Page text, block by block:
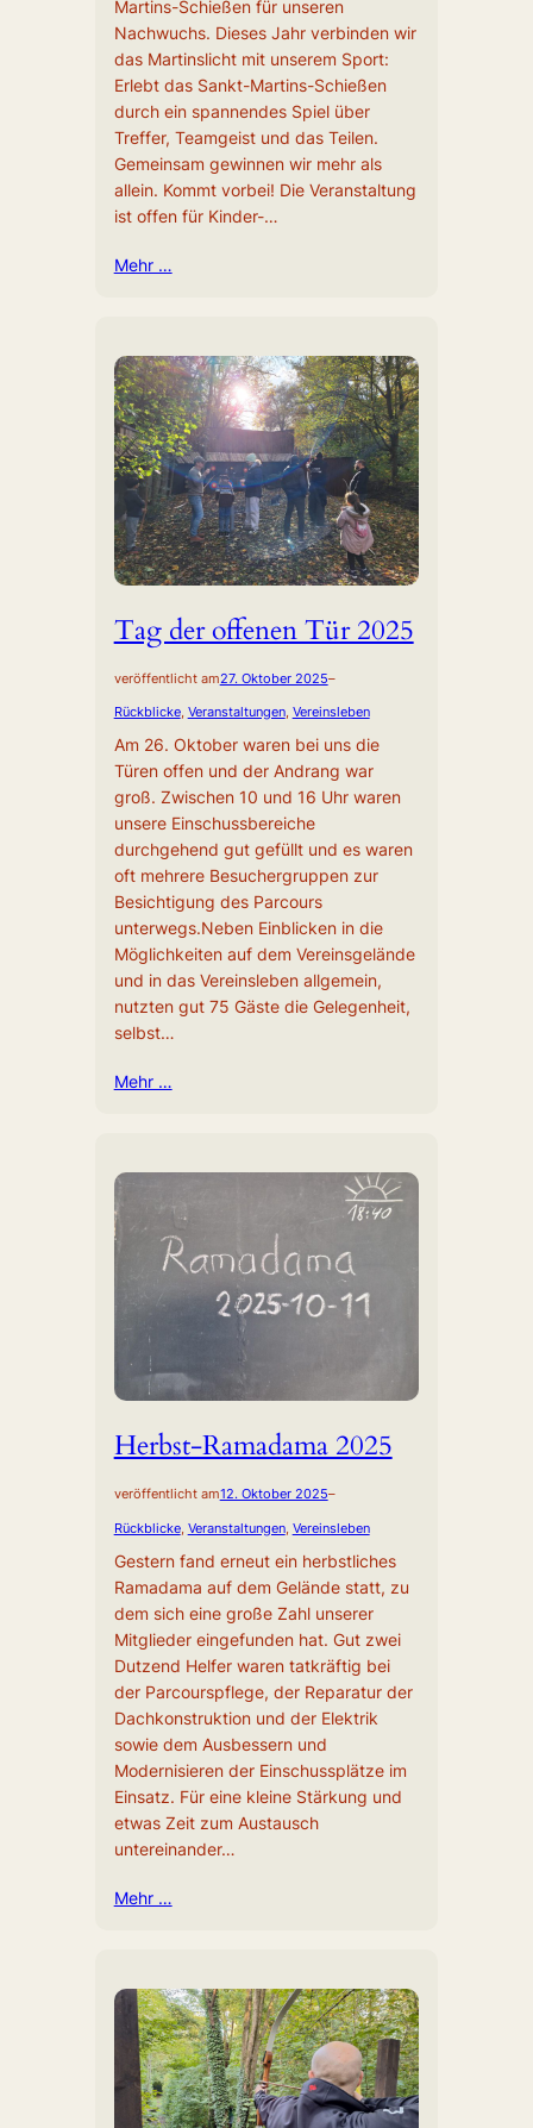
Martins-Schießen für unseren
Nachwuchs. Dieses Jahr verbinden wir
das Martinslicht mit unserem Sport:
Erlebt das Sankt-Martins-Schießen
durch ein spannendes Spiel über
Treffer, Teamgeist und das Teilen.
Gemeinsam gewinnen wir mehr als
allein. Kommt vorbei! Die Veranstaltung
ist offen für Kinder-…
Mehr …
Tag der offenen Tür 2025
veröffentlicht am27. Oktober 2025–
Rückblicke, Veranstaltungen, Vereinsleben
Am 26. Oktober waren bei uns die
Türen offen und der Andrang war
groß. Zwischen 10 und 16 Uhr waren
unsere Einschussbereiche
durchgehend gut gefüllt und es waren
oft mehrere Besuchergruppen zur
Besichtigung des Parcours
unterwegs.Neben Einblicken in die
Möglichkeiten auf dem Vereinsgelände
und in das Vereinsleben allgemein,
nutzten gut 75 Gäste die Gelegenheit,
selbst…
Mehr …
Herbst-Ramadama 2025
veröffentlicht am12. Oktober 2025–
Rückblicke, Veranstaltungen, Vereinsleben
Gestern fand erneut ein herbstliches
Ramadama auf dem Gelände statt, zu
dem sich eine große Zahl unserer
Mitglieder eingefunden hat. Gut zwei
Dutzend Helfer waren tatkräftig bei
der Parcourspflege, der Reparatur der
Dachkonstruktion und der Elektrik
sowie dem Ausbessern und
Modernisieren der Einschussplätze im
Einsatz. Für eine kleine Stärkung und
etwas Zeit zum Austausch
untereinander…
Mehr …